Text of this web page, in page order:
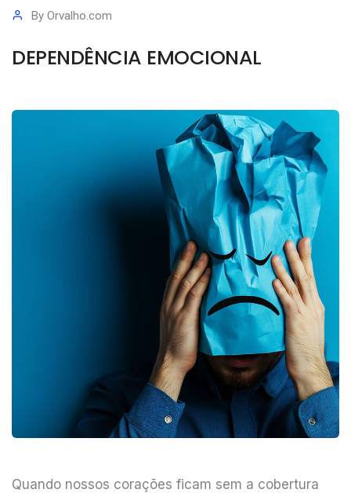
By Orvalho.com
DEPENDÊNCIA EMOCIONAL
Quando nossos corações ficam sem a cobertura